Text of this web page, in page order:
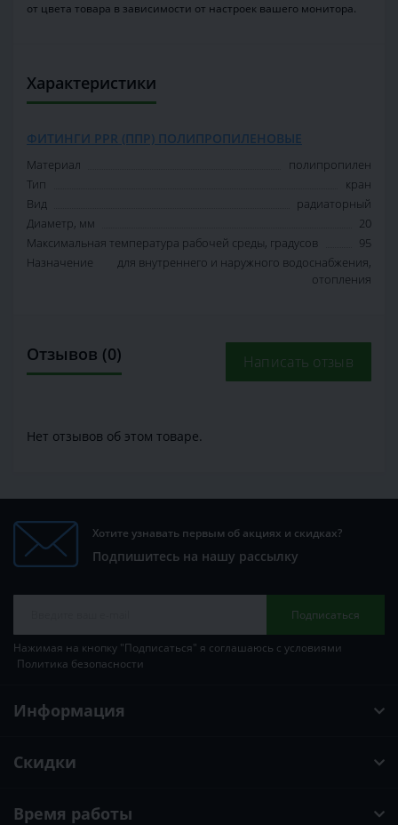
от цвета товара в зависимости от настроек вашего монитора.
Характеристики
ФИТИНГИ PPR (ППР) ПОЛИПРОПИЛЕНОВЫЕ
Материал
полипропилен
Тип
кран
Вид
радиаторный
Диаметр, мм
20
Максимальная температура рабочей среды, градусов
95
Назначение
для внутреннего и наружного водоснабжения,
отопления
Отзывов (0) Написать отзыв
Нет отзывов об этом товаре.
Хотите узнавать первым об акциях и скидках?
Подпишитесь на нашу рассылку
Подписаться
Нажимая на кнопку "Подписаться" я соглашаюсь с условиями
Политика безопасности
Информация
Скидки
Время работы